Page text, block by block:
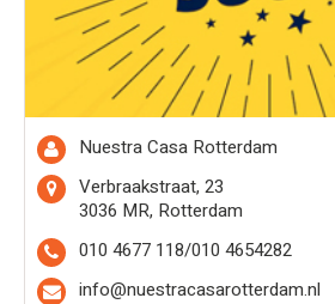
Nuestra Casa Rotterdam
Verbraakstraat, 23
3036 MR, Rotterdam
010 4677 118/010 4654282
info@nuestracasarotterdam.nl